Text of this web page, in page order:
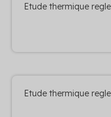
Etude thermique
Etude thermique